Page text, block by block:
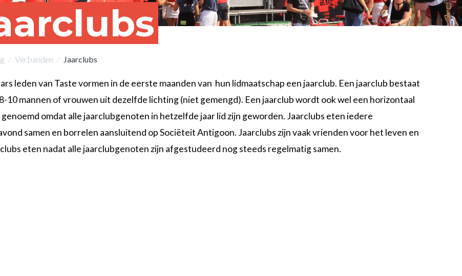
Verbanden Jaarclubs
leden van Taste vormen in de eerste maanden van hun lidmaatschap een jaarclub. Een jaarclub bestaat
10 mannen of vrouwen uit dezelfde lichting (niet gemengd). Een jaarclub wordt ook wel een horizontaal
omdat alle jaarclubgenoten in hetzelfde jaar lid zijn geworden. Jaarclubs eten iedere
samen en borrelen aansluitend op Sociëteit Antigoon. Jaarclubs zijn vaak vrienden voor het leven en
eten nadat alle jaarclubgenoten zijn afgestudeerd nog steeds regelmatig samen.